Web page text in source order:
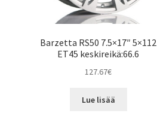
Barzetta RS50 7.5×17″ 5×112
ET45 keskireikä:66.6
127.67€
Lue lisää